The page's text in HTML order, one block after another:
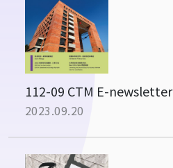
112-09 CTM E-newsletter
2023.09.20